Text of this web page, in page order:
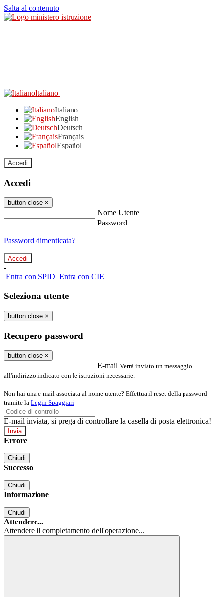
Salta al contenuto
Italiano
Italiano
English
Deutsch
Français
Español
Accedi
Accedi
button close ×
Nome Utente
Password
Password dimenticata?
-
Entra con SPID Entra con CIE
Seleziona utente
button close ×
Recupero password
button close ×
E-mail Verrà inviato un messaggio
all'indirizzo indicato con le istruzioni necessarie.
Non hai una e-mail associata al nome utente? Effettua il reset della password
tramite la Login Spaggiari
E-mail inviata, si prega di controllare la casella di posta elettronica!
Errore
Chiudi
Successo
Chiudi
Informazione
Chiudi
Attendere...
Attendere il completamento dell'operazione...